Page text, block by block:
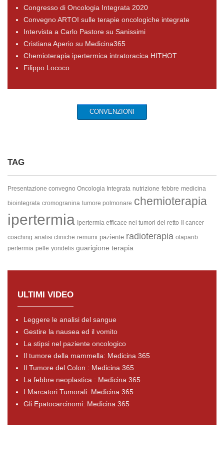
Congresso di Oncologia Integrata 2020
Convegno ARTOI sulle terapie oncologiche integrate
Intervista a Carlo Pastore su Sanissimi
Cristiana Aperio su Medicina365
Chemioterapia ipertermica intratoracica HITHOT
Filippo Lococo
CONVENZIONI
TAG
Presentazione convegno Oncologia Integrata nutrizione febbre medicina
biointegrata cromogranina tumore polmonare chemioterapia
ipertermia Ipertermia efficace nei tumori del retto Il cancer
coaching analisi cliniche remumi paziente radioterapia olaparib
pertermia pelle yondelis guarigione terapia
ULTIMI VIDEO
Leggere le analisi del sangue
Gestire la nausea ed il vomito
La stipsi nel paziente oncologico
Il tumore della mammella: Medicina 365
Il Tumore del Colon : Medicina 365
La febbre neoplastica : Medicina 365
I Marcatori Tumorali: Medicina 365
Gli Epatocarcinomi: Medicina 365